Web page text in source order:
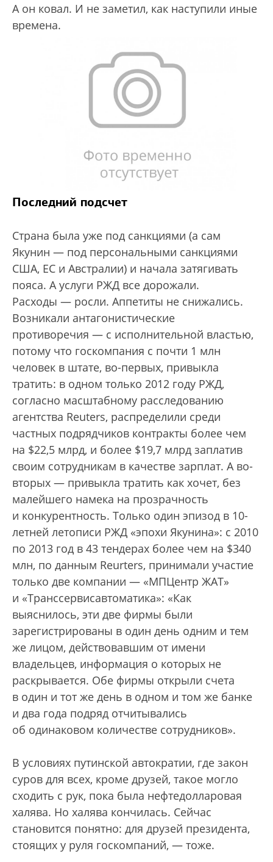
А он ковал. И не заметил, как наступили иные
времена.
Последний подсчет
Страна была уже под санкциями (а сам
Якунин — под персональными санкциями
США, ЕС и Австралии) и начала затягивать
пояса. А услуги РЖД все дорожали.
Расходы — росли. Аппетиты не снижались.
Возникали антагонистические
противоречия — с исполнительной властью,
потому что госкомпания с почти 1 млн
человек в штате, во-первых, привыкла
тратить: в одном только 2012 году РЖД,
согласно масштабному расследованию
агентства Reuters, распределили среди
частных подрядчиков контракты более чем
на $22,5 млрд, и более $19,7 млрд заплатив
своим сотрудникам в качестве зарплат. А во-
вторых — привыкла тратить как хочет, без
малейшего намека на прозрачность
и конкурентность. Только один эпизод в 10-
летней летописи РЖД «эпохи Якунина»: с 2010
по 2013 год в 43 тендерах более чем на $340
млн, по данным Reurters, принимали участие
только две компании — «МПЦентр ЖАТ»
и «Транссервисавтоматика»: «Как
выяснилось, эти две фирмы были
зарегистрированы в один день одним и тем
же лицом, действовавшим от имени
владельцев, информация о которых не
раскрывается. Обе фирмы открыли счета
в один и тот же день в одном и том же банке
и два года подряд отчитывались
об одинаковом количестве сотрудников».
В условиях путинской автократии, где закон
суров для всех, кроме друзей, такое могло
сходить с рук, пока была нефтедолларовая
халява. Но халява кончилась. Сейчас
становится понятно: для друзей президента,
стоящих у руля госкомпаний, — тоже.